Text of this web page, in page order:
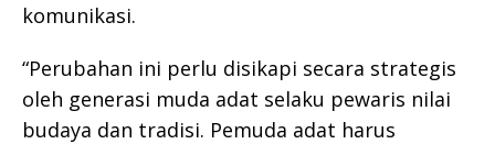
komunikasi.
“Perubahan ini perlu disikapi secara strategis
oleh generasi muda adat selaku pewaris nilai
budaya dan tradisi. Pemuda adat harus